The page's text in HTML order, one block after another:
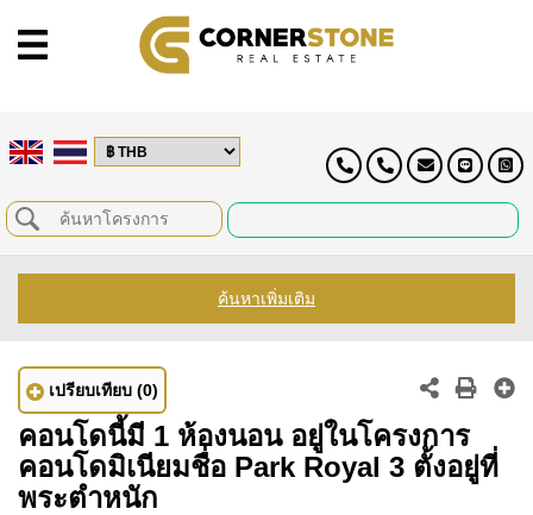
ค้นหาเพิ่มเติม
เปรียบเทียบ (0)
คอนโดนี้มี 1 ห้องนอน อยู่ในโครงการ
คอนโดมิเนียมชื่อ Park Royal 3 ตั้งอยู่ที่
พระตำหนัก